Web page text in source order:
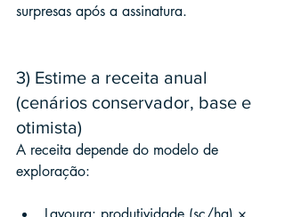
surpresas após a assinatura.
3) Estime a receita anual
(cenários conservador, base e
otimista)
A receita depende do modelo de
exploração: